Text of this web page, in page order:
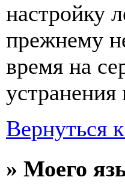
настройку
прежнему
время на
Вернуться
» Моего